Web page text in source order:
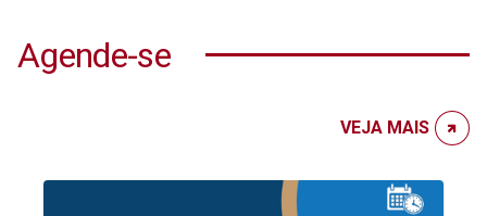
Agende-se
VEJA MAIS